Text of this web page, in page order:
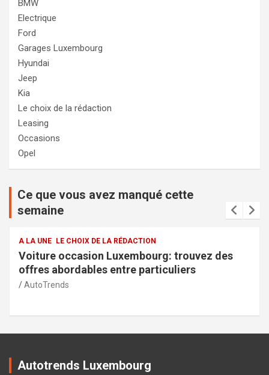
BMW
Electrique
Ford
Garages Luxembourg
Hyundai
Jeep
Kia
Le choix de la rédaction
Leasing
Occasions
Opel
Ce que vous avez manqué cette
semaine
A LA UNE LE CHOIX DE LA RÉDACTION
Services de la police municipale à Capellen :
sécurité et transparence pour la communauté
AutoTrends
Autotrends Luxembourg